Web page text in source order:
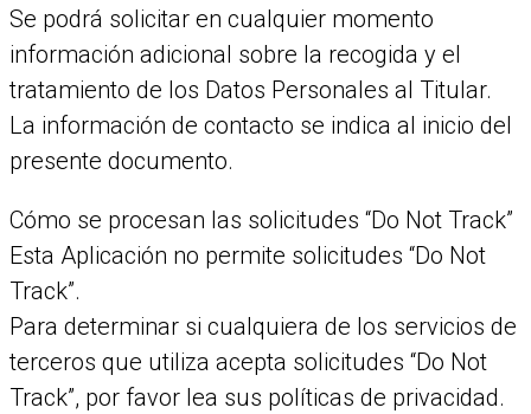
Se podrá solicitar en cualquier momento
información adicional sobre la recogida y el
tratamiento de los Datos Personales al Titular.
La información de contacto se indica al inicio del
presente documento.
Cómo se procesan las solicitudes “Do Not Track”
Esta Aplicación no permite solicitudes “Do Not
Track”.
Para determinar si cualquiera de los servicios de
terceros que utiliza acepta solicitudes “Do Not
Track”, por favor lea sus políticas de privacidad.